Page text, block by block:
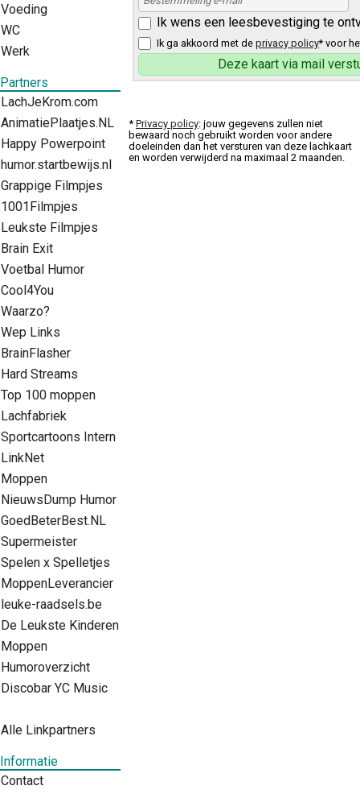
Voeding
WC
Werk
Partners
LachJeKrom.com
AnimatiePlaatjes.NL
Happy Powerpoint
humor.startbewijs.nl
Grappige Filmpjes
1001Filmpjes
Leukste Filmpjes
Brain Exit
Voetbal Humor
Cool4You
Waarzo?
Wep Links
BrainFlasher
Hard Streams
Top 100 moppen
Lachfabriek
Sportcartoons Intern
LinkNet
Moppen
NieuwsDump Humor
GoedBeterBest.NL
Supermeister
Spelen x Spelletjes
MoppenLeverancier
leuke-raadsels.be
De Leukste Kinderen
Moppen
Humoroverzicht
Discobar YC Music
Alle Linkpartners
Informatie
Contact
Ik wens een leesbevestiging te
Ik ga akkoord met deprivacy policy* voor
* Privacy policy: jouw gegevens zullen niet
bewaard noch gebruikt worden voor andere
doeleinden dan het versturen van deze lachkaart
en worden verwijderd na maximaal 2 maanden.